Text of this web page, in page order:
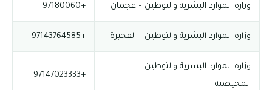
وزارة الموارد البشرية والتوطين – عجمان +97180060
وزارة الموارد البشرية والتوطين – الفجيرة +97143764585
وزارة الموارد البشرية والتوطين –
المحيصنة
+97147023333